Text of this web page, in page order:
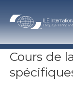
content
Cours de